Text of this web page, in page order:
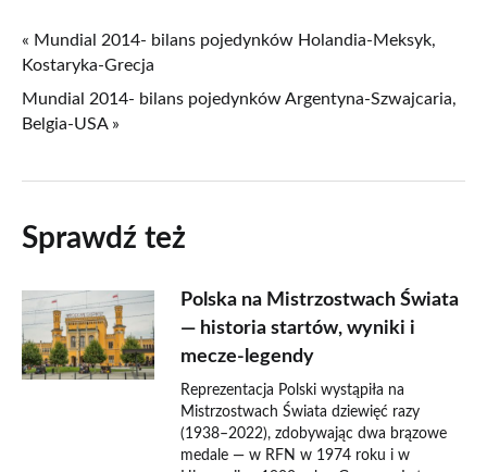
« Mundial 2014- bilans pojedynków Holandia-Meksyk,
Kostaryka-Grecja
Mundial 2014- bilans pojedynków Argentyna-Szwajcaria,
Belgia-USA »
Sprawdź też
Polska na Mistrzostwach Świata
— historia startów, wyniki i
mecze-legendy
Reprezentacja Polski wystąpiła na
Mistrzostwach Świata dziewięć razy
(1938–2022), zdobywając dwa brązowe
medale — w RFN w 1974 roku i w